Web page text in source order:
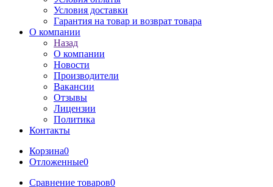
Условия доставки
Гарантия на товар и возврат товара
О компании
Назад
О компании
Новости
Производители
Вакансии
Отзывы
Лицензии
Политика
Контакты
Корзина0
Отложенные0
Сравнение товаров0